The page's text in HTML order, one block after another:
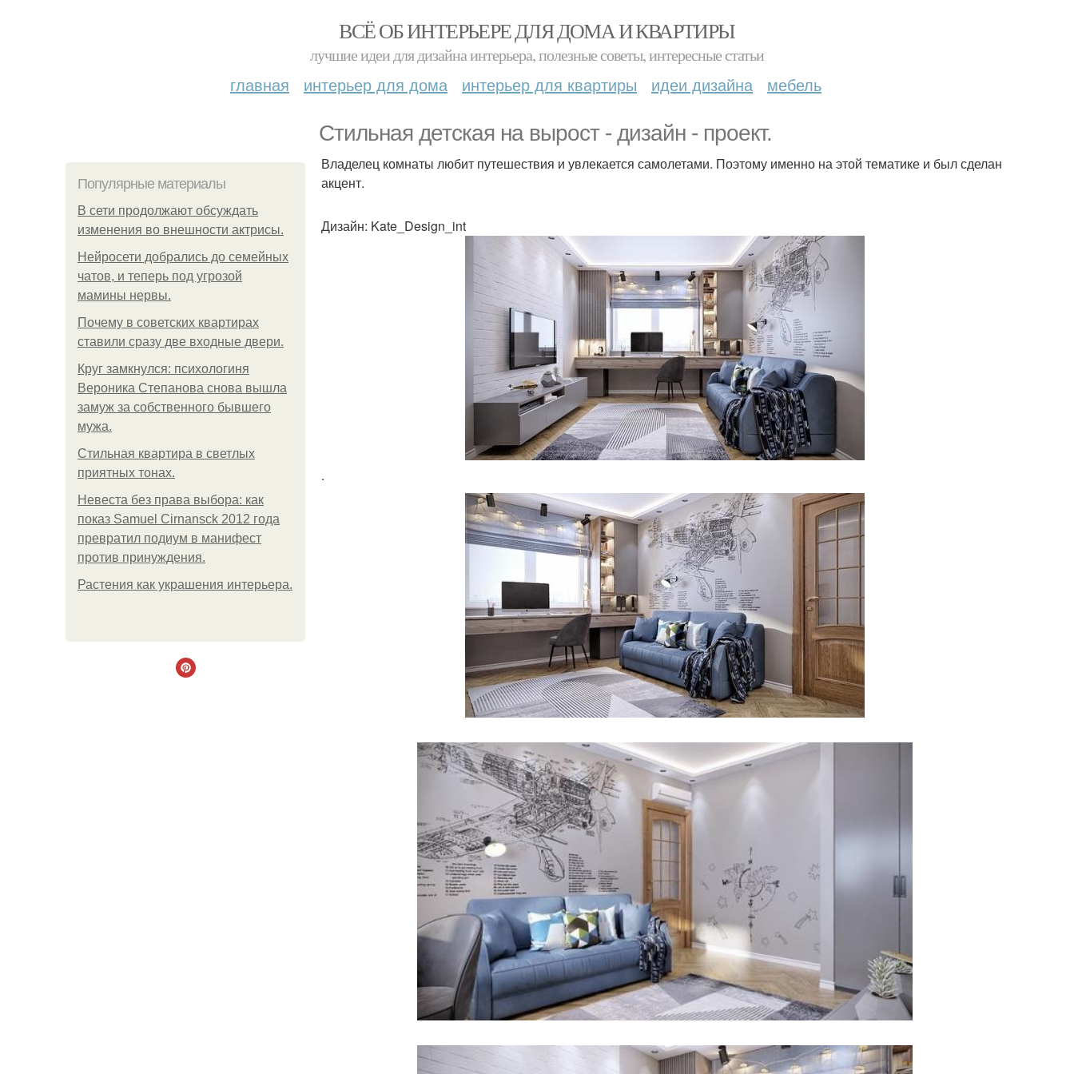
ВСЁ ОБ ИНТЕРЬЕРЕ ДЛЯ ДОМА И КВАРТИРЫ
лучшие идеи для дизайна интерьера, полезные советы, интересные статьи
главная интерьер для дома интерьер для квартиры идеи дизайна мебель
Стильная детская на вырост - дизайн - проект.
Популярные материалы
В сети продолжают обсуждать
изменения во внешности актрисы.
Нейросети добрались до семейных
чатов, и теперь под угрозой
мамины нервы.
Почему в советских квартирах
ставили сразу две входные двери.
Круг замкнулся: психологиня
Вероника Степанова снова вышла
замуж за собственного бывшего
мужа.
Стильная квартира в светлых
приятных тонах.
Невеста без права выбора: как
показ Samuel Cirnansck 2012 года
превратил подиум в манифест
против принуждения.
Растения как украшения интерьера.
Владелец комнаты любит путешествия и увлекается самолетами. Поэтому именно на этой тематике и был сделан
акцент.
Дизайн: Kate_Design_int
.